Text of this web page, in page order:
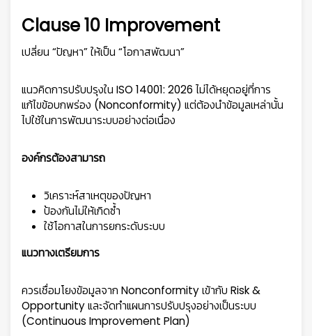
Clause 10 Improvement
เปลี่ยน “ปัญหา” ให้เป็น “โอกาสพัฒนา”
แนวคิดการปรับปรุงใน ISO 14001: 2026 ไม่ได้หยุดอยู่ที่การ
แก้ไขข้อบกพร่อง (Nonconformity) แต่ต้องนำข้อมูลเหล่านั้น
ไปใช้ในการพัฒนาระบบอย่างต่อเนื่อง
องค์กรต้องสามารถ
วิเคราะห์สาเหตุของปัญหา
ป้องกันไม่ให้เกิดซ้ำ
ใช้โอกาสในการยกระดับระบบ
แนวทางเตรียมการ
ควรเชื่อมโยงข้อมูลจาก Nonconformity เข้ากับ Risk &
Opportunity และจัดทำแผนการปรับปรุงอย่างเป็นระบบ
(Continuous Improvement Plan)